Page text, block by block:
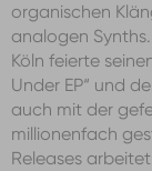
organischen
analogen
Köln feierte
Under EP“ und
auch mit der
millionenfach
Releases